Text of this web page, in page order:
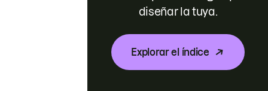
diseñar la tuya.
Explorar el índice